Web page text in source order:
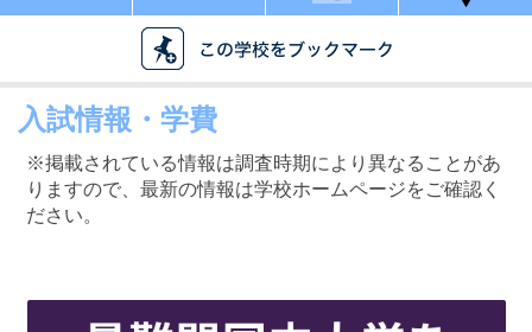
入試情報・学費
※掲載されている情報は調査時期により異なることがあ
りますので、最新の情報は学校ホームページをご確認く
ださい。